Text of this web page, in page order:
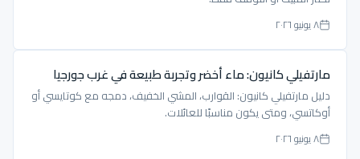
٨ يونيو ٢٠٢٦
مارتفيلي كانيون: ماء أخضر وتجربة طبيعة في غرب جورجيا
دليل مارتفيلي كانيون: القوارب، المشي الخفيف، دمجه مع كوتايسي أو
أوكاتسي، ومتى يكون مناسبًا للعائلات.
٨ يونيو ٢٠٢٦